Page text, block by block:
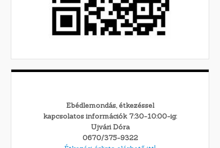
Ebédlemondás, étkezéssel
kapcsolatos információk 7:30-10:00-ig:
Ujvári Dóra
0670/375-9322